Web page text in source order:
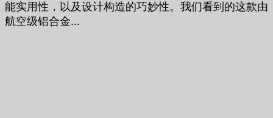
能实用性，以及设计构造的巧妙性。我们看到的这款由
航空级铝合金...